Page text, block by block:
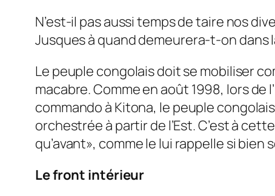
N’est-il pas aussi temps de taire nos
Jusques à quand demeurera-t-on dans
Le peuple congolais doit se mobiliser
macabre. Comme en août 1998, lors de
commando à Kitona, le peuple
orchestrée à partir de l’Est. C’est à
qu’avant», comme le lui rappelle si bien
Le front intérieur